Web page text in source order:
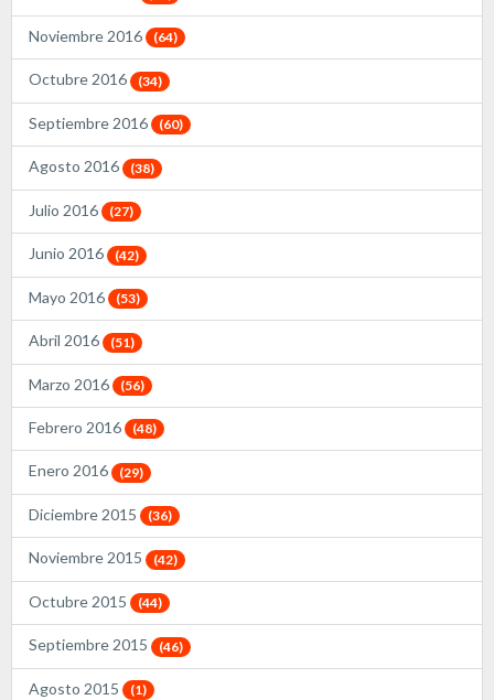
Noviembre 2016 (64)
Octubre 2016 (34)
Septiembre 2016 (60)
Agosto 2016 (38)
Julio 2016 (27)
Junio 2016 (42)
Mayo 2016 (53)
Abril 2016 (51)
Marzo 2016 (56)
Febrero 2016 (48)
Enero 2016 (29)
Diciembre 2015 (36)
Noviembre 2015 (42)
Octubre 2015 (44)
Septiembre 2015 (46)
Agosto 2015 (1)